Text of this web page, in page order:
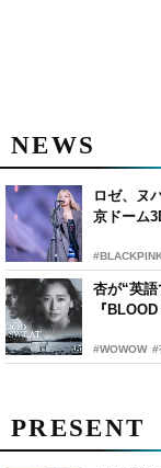
NEWS
ロゼ、ヌ
京ドーム
杏が“英
『
#WOWOW #
PRESENT